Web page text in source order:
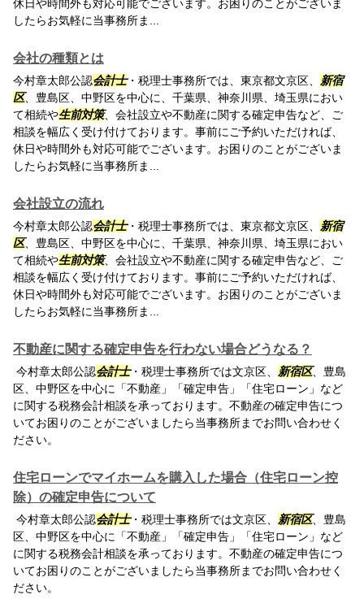
休日や時間外も対応可能でございます。お困りのことがございま
したらお気軽に当事務所ま...
会社の種類とは
今村章太郎公認会計士・税理士事務所では、東京都文京区、 新宿
区、豊島区、中野区を中心に、千葉県、神奈川県、埼玉県におい
て相続や生前対策、会社設立や不動産に関する確定申告など、ご
相談を幅広く受け付けております。事前にご予約いただければ、
休日や時間外も対応可能でございます。お困りのことがございま
したらお気軽に当事務所ま...
会社設立の流れ
今村章太郎公認会計士・税理士事務所では、東京都文京区、 新宿
区、豊島区、中野区を中心に、千葉県、神奈川県、埼玉県におい
て相続や生前対策、会社設立や不動産に関する確定申告など、ご
相談を幅広く受け付けております。事前にご予約いただければ、
休日や時間外も対応可能でございます。お困りのことがございま
したらお気軽に当事務所ま...
不動産に関する確定申告を行わない場合どうなる？
今村章太郎公認会計士・税理士事務所では文京区、 新宿区、豊島
区、中野区を中心に「不動産」「確定申告」「住宅ローン」など
に関する税務会計相談を承っております。不動産の確定申告につ
いてお困りのことがございましたら当事務所までお問い合わせく
ださい。
住宅ローンでマイホームを購入した場合（住宅ローン控
除）の確定申告について
今村章太郎公認会計士・税理士事務所では文京区、 新宿区、豊島
区、中野区を中心に「不動産」「確定申告」「住宅ローン」など
に関する税務会計相談を承っております。不動産の確定申告につ
いてお困りのことがございましたら当事務所までお問い合わせく
ださい。